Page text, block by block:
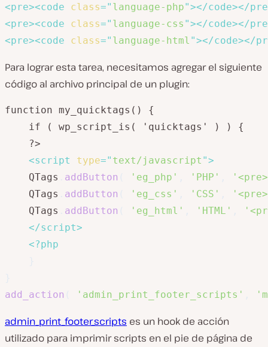
<pre><code class=" language-php"></code></pre
<pre><code class=" language-css "></code></pre
<pre><code class=" language-html "></code></
Para lograr esta tarea, necesitamos agregar el siguiente
código al archivo principal de un plugin:
function my_quicktags() {
<script type=" text/javascript ">
	QTags
addButton 'eg_php' 'PHP'
	QTags
addButton 'eg_css' 'CSS'
	QTags
addButton 'eg_html' 'HTML'
</script>
<?php
add_action
'admin_print_footer_scripts'
admin_print_footer_scripts es un hook de acción
utilizado para imprimir scripts en el pie de página de